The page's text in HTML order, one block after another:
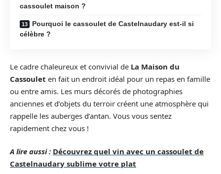
cassoulet maison ?
Pourquoi le cassoulet de Castelnaudary est-il si
célèbre ?
Le cadre chaleureux et convivial de La Maison du
Cassoulet en fait un endroit idéal pour un repas en famille
ou entre amis. Les murs décorés de photographies
anciennes et d’objets du terroir créent une atmosphère qui
rappelle les auberges d’antan. Vous vous sentez
rapidement chez vous !
A lire aussi : Découvrez quel vin avec un cassoulet de
Castelnaudary sublime votre plat